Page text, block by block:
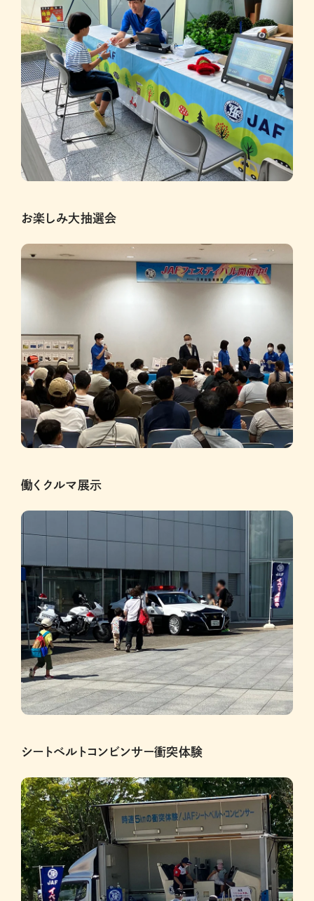
お楽しみ大抽選会
働くクルマ展示
シートベルトコンビンサー衝突体験